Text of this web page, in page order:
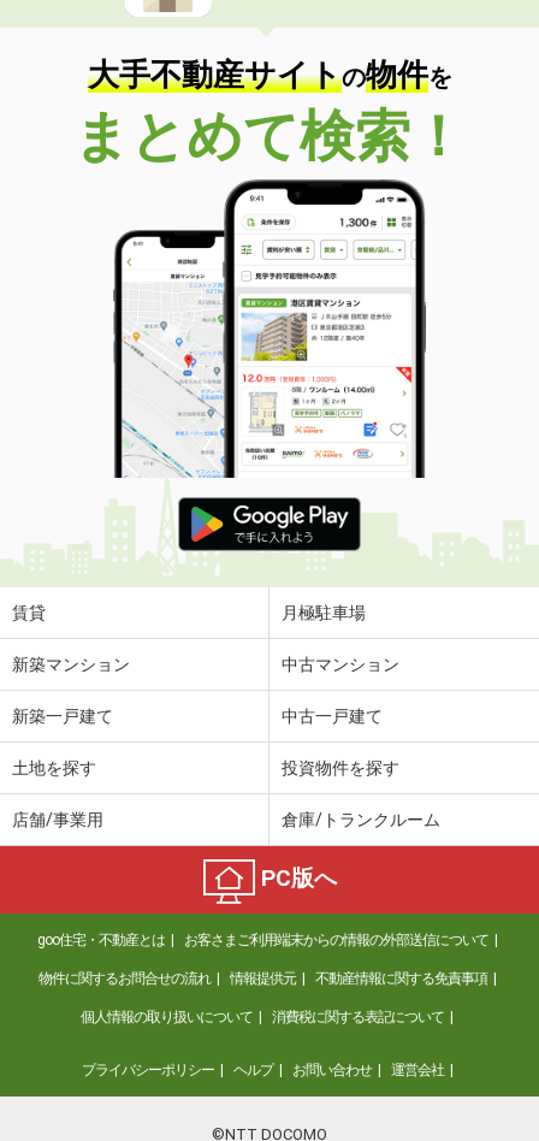
大手不動産サイトの物件を
まとめて検索！
賃貸 月極駐車場
新築マンション 中古マンション
新築一戸建て 中古一戸建て
土地を探す 投資物件を探す
店舗/事業用 倉庫/トランクルーム
PC版へ
goo住宅・不動産とは お客さまご利用端末からの情報の外部送信について
物件に関するお問合せの流れ 情報提供元 不動産情報に関する免責事項
個人情報の取り扱いについて 消費税に関する表記について
プライバシーポリシー ヘルプ お問い合わせ 運営会社
©NTT DOCOMO